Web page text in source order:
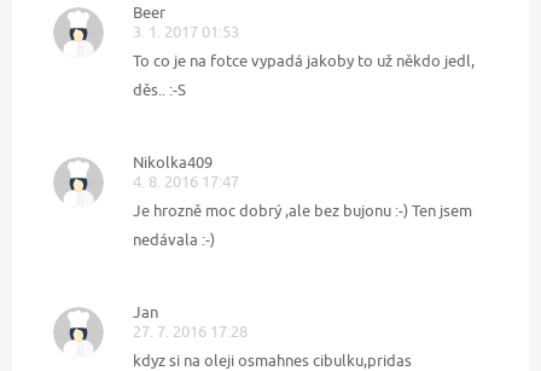
Beer
3. 1. 2017 01:53
To co je na fotce vypadá jakoby to už někdo jedl,
děs.. :-S
Nikolka409
4. 8. 2016 17:47
Je hrozně moc dobrý ,ale bez bujonu :-) Ten jsem
nedávala :-)
Jan
27. 7. 2016 17:28
kdyz si na oleji osmahnes cibulku,pridas